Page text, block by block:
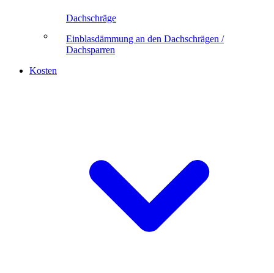
Dachschräge
Einblasdämmung an den Dachschrägen /
Dachsparren
Kosten